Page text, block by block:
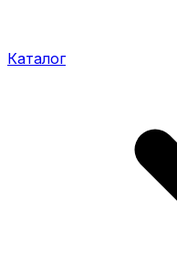
Каталог